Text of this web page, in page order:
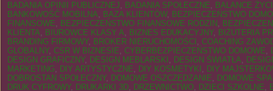
BADANIA OPINII PUBLICZNEJ, BADANIA SPOŁECZNE, BALANCE
BANKOWOŚĆ MOBILNA, BAZA KLIENTÓW, BEZPIECZEŃSTWO
FINANSOWE, BEZPIECZEŃSTWO FINANSOWE RODZIN ,
KLIENTA, BIUROWCE KLASY A, BIZNES EDUKACYJNY, BIŻUTERIA
BRANDING FIRMOWY, BROKER NIERUCHOMOŚCI , COACHING
GLOBALNY, CSR W BIZNESIE, CYBERBEZPIECZEŃSTWO DOMOWE,
DESIGN GRAFICZNY, DESIGN MEBLARSKI , DESIGN ŚWIATŁA,
MARKETING, DIY ARTYSTYCZNE, DIY KOSMETYKI , DIY
DOBROSTAN SPOŁECZNY, DOMOWE OSZCZĘDZANIE, DOMOWE SPA
DRUK CYFROWY, DRUKARKI 3D, DRZEWNICTWO, DZIECI SZKOLNE,